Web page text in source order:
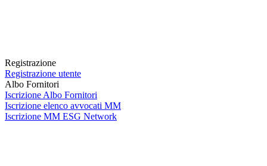
Registrazione
Registrazione utente
Albo Fornitori
Iscrizione Albo Fornitori
Iscrizione elenco avvocati MM
Iscrizione MM ESG Network